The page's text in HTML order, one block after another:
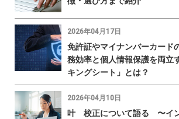
2026年04月17日
免許証やマイナンバーカード
務効率と個人情報保護を両立
キングシート」とは？
2026年04月10日
叶 校正について語る 〜イ